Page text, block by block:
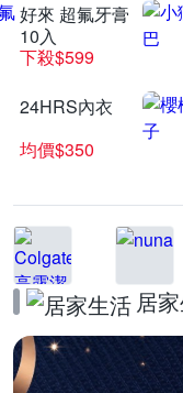
好來 超氟牙膏
10入
下殺$599
24HRS內衣
均價$350
居